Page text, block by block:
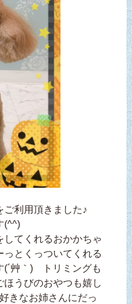
ご利用頂きました♪
(^^)
てくれるおかかちゃ
とくっついてくれる
(´艸｀) トリミングも
ほうびのおやつも嬉し
きなお姉さんにだっ